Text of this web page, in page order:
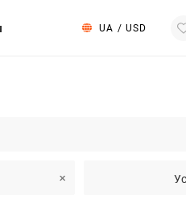
UA / USD